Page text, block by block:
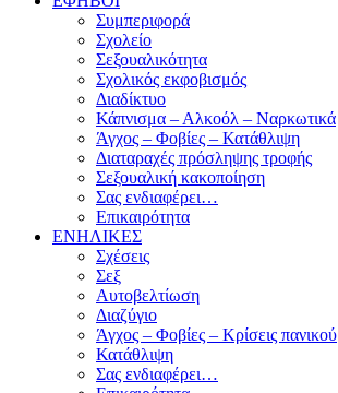
Συμπεριφορά
Σχολείο
Σεξουαλικότητα
Σχολικός εκφοβισμός
Διαδίκτυο
Κάπνισμα – Αλκοόλ – Ναρκωτικά
Άγχος – Φοβίες – Κατάθλιψη
Διαταραχές πρόσληψης τροφής
Σεξουαλική κακοποίηση
Σας ενδιαφέρει…
Επικαιρότητα
ΕΝΗΛΙΚΕΣ
Σχέσεις
Σεξ
Αυτοβελτίωση
Διαζύγιο
Άγχος – Φοβίες – Κρίσεις πανικού
Κατάθλιψη
Σας ενδιαφέρει…